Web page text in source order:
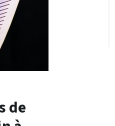
de